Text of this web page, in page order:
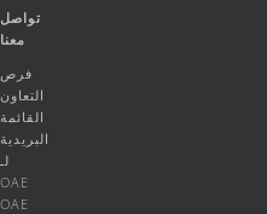
تواصل
معنا
فرص
التعاون
القائمة
البريدية
لـ
OAE
OAE